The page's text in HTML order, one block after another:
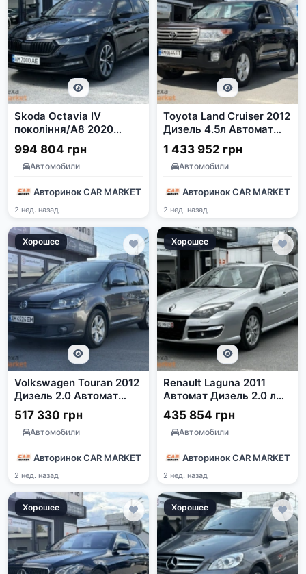
Skoda Octavia IV
покоління/A8 2020
Чорний Дизель 2.0
Автомат
994 804 грн
Автомобили
Авторинок CAR MARKET
2 нед. назад
Toyota Land Cruiser 2012
Дизель 4.5л Автомат
Полный Привод Черный
1 433 952 грн
Автомобили
Авторинок CAR MARKET
2 нед. назад
Хорошее
Volkswagen Touran 2012
Дизель 2.0 Автомат
Сірий
517 330 грн
Автомобили
Авторинок CAR MARKET
2 нед. назад
Хорошее
Renault Laguna 2011
Автомат Дизель 2.0 л
Сірий
435 854 грн
Автомобили
Авторинок CAR MARKET
2 нед. назад
Хорошее Хорошее